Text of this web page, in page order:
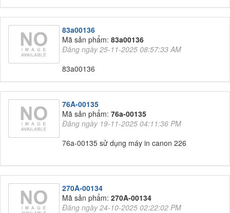
83a00136
Mã sản phẩm: 83a00136
Đăng ngày 25-11-2025 08:57:33 AM
83a00136
76A-00135
Mã sản phẩm: 76a-00135
Đăng ngày 19-11-2025 04:11:36 PM
76a-00135 sử dụng máy in canon 226
270A-00134
Mã sản phẩm: 270A-00134
Đăng ngày 24-10-2025 02:22:02 PM